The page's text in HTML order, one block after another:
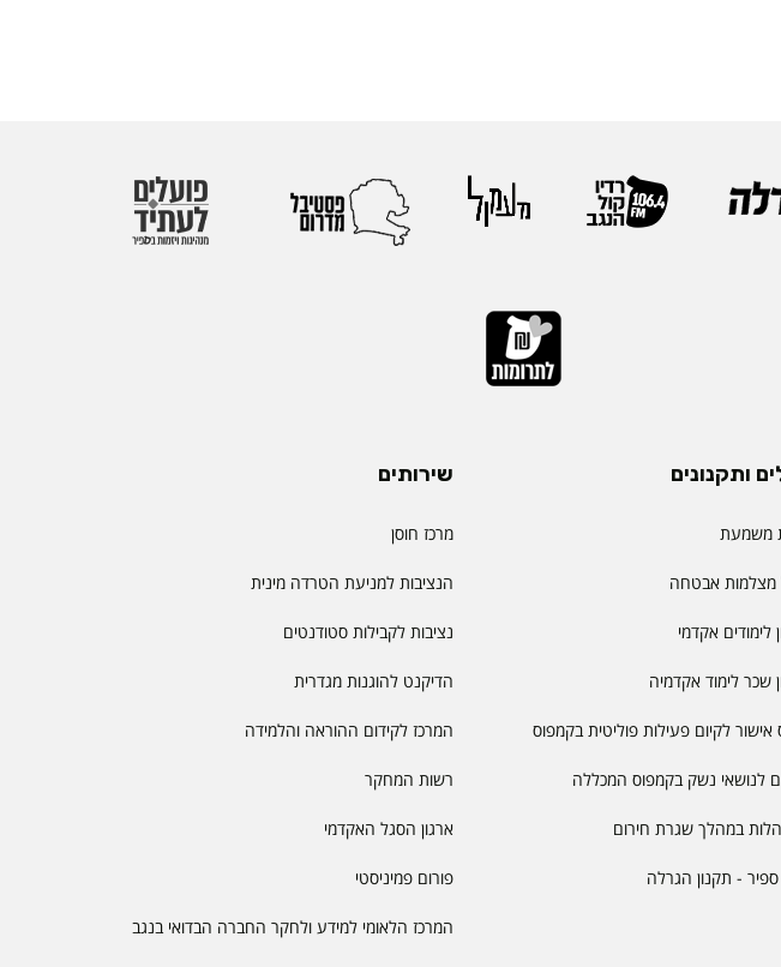
ותקנונים
משמעת
מצלמות אבטחה
לימודים אקדמי
שכר לימוד אקדמיה
אישור לקיום פעילות פוליטית בקמפוס
לנושאי נשק בקמפוס המכללה
במהלך שגרת חירום
- תקנון הגרלה
שירותים
מרכז חוסן
הנציבות למניעת הטרדה מינית
נציבות לקבילות סטודנטים
הדיקנט להוגנות מגדרית
המרכז לקידום ההוראה והלמידה
רשות המחקר
ארגון הסגל האקדמי
פורום פמיניסטי
המרכז הלאומי למידע ולחקר החברה הבדואי בנגב